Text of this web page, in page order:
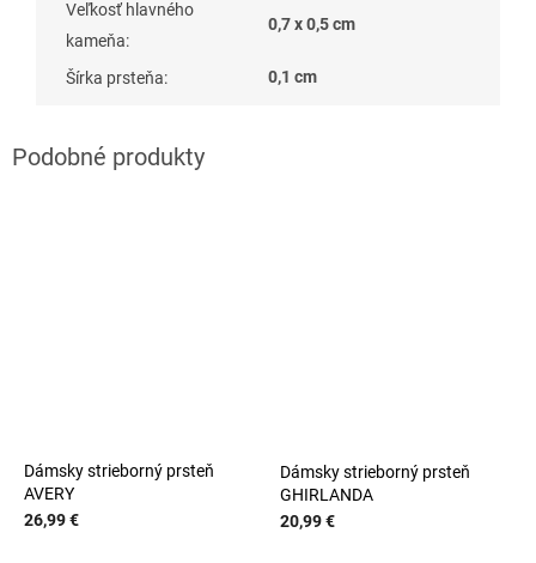
Veľkosť hlavného
kameňa:
0,7 x 0,5 cm
Šírka prsteňa: 0,1 cm
Dámsky strieborný prsteň
AVERY
26,99 €
Dámsky strieborný prsteň
GHIRLANDA
20,99 €